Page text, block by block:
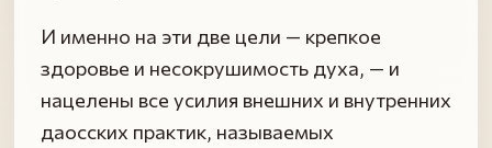
И именно на эти две цели — крепкое
здоровье и несокрушимость духа, — и
нацелены все усилия внешних и внутренних
даосских практик, называемых